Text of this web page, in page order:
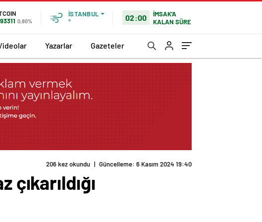
0,80%
İSTANBUL
°
02:00
İMSAK'A
KALAN SÜRE
Yazarlar Gazeteler